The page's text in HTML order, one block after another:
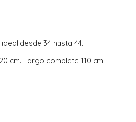
desde 34 hasta 44.
cm. Largo completo 110 cm.